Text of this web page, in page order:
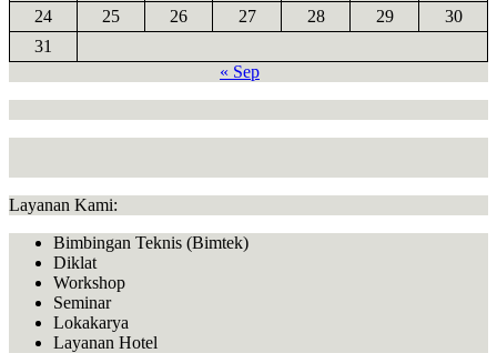
24
25 26 27 28 29
30
31
« Sep
Layanan Kami:
Bimbingan Teknis (Bimtek)
Diklat
Workshop
Seminar
Lokakarya
Layanan Hotel